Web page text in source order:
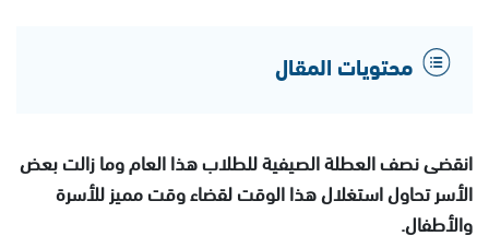
محتويات المقال
انقضى نصف العطلة الصيفية للطلاب هذا العام وما زالت بعض
الأسر تحاول استغلال هذا الوقت لقضاء وقت مميز للأسرة
والأطفال.